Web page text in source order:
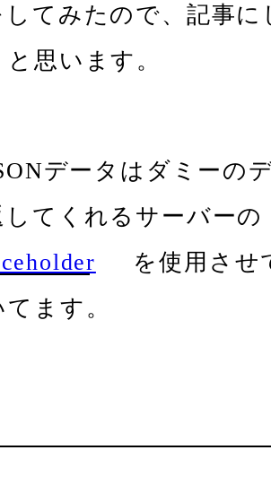
してみたので、記事に
思います。
データはダミーの
してくれるサーバーの
を使用させ
ます。